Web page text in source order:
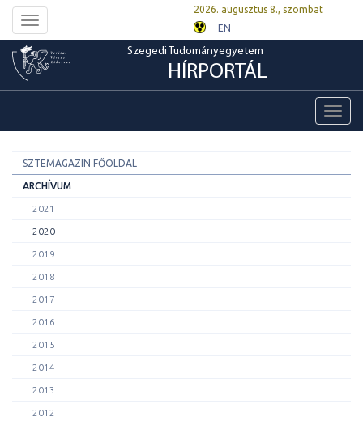
Toggle
navigation
2026. augusztus 8., szombat
EN
Szegedi Tudományegyetem
HÍRPORTÁL
SZTEMAGAZIN FŐOLDAL
ARCHÍVUM
2021
2020
2019
2018
2017
2016
2015
2014
2013
2012